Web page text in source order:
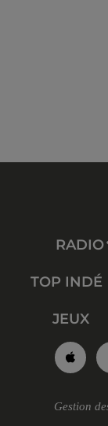
RADIO
TOP INDÉ
JEUX
Gestion